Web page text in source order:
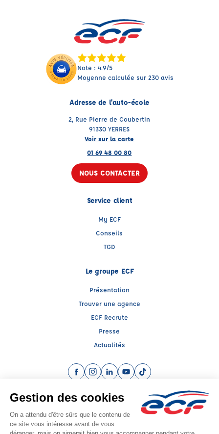
Note : 4.9/5
Moyenne calculée sur 230 avis
Adresse de l'auto-école
2, Rue Pierre de Coubertin
91330 YERRES
Voir sur la carte
01 69 48 00 80
NOUS CONTACTER
Service client
My ECF
Conseils
TGD
Le groupe ECF
Présentation
Trouver une agence
ECF Recrute
Presse
Actualités
Facebook (nouvelle fenêtre)
Instagram (nouvelle fenêtre)
LinkedIn (nouvelle fenêtre)
YouTube (nouvelle fenêtre)
TikTok (nouvelle
Raison sociale : SARL FORMATION A LA SECURITE ROUTIERE - Capital social:
SIREN: 449565613 - Numéro de TVA intracommunautaire: FR 24 449565613
Agrément n°E1109108190